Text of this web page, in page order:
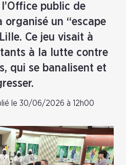
public de
organisé un “escape
Ce jeu visait à
à la lutte contre
qui se banalisent et
le 30/06/2026 à 12h00